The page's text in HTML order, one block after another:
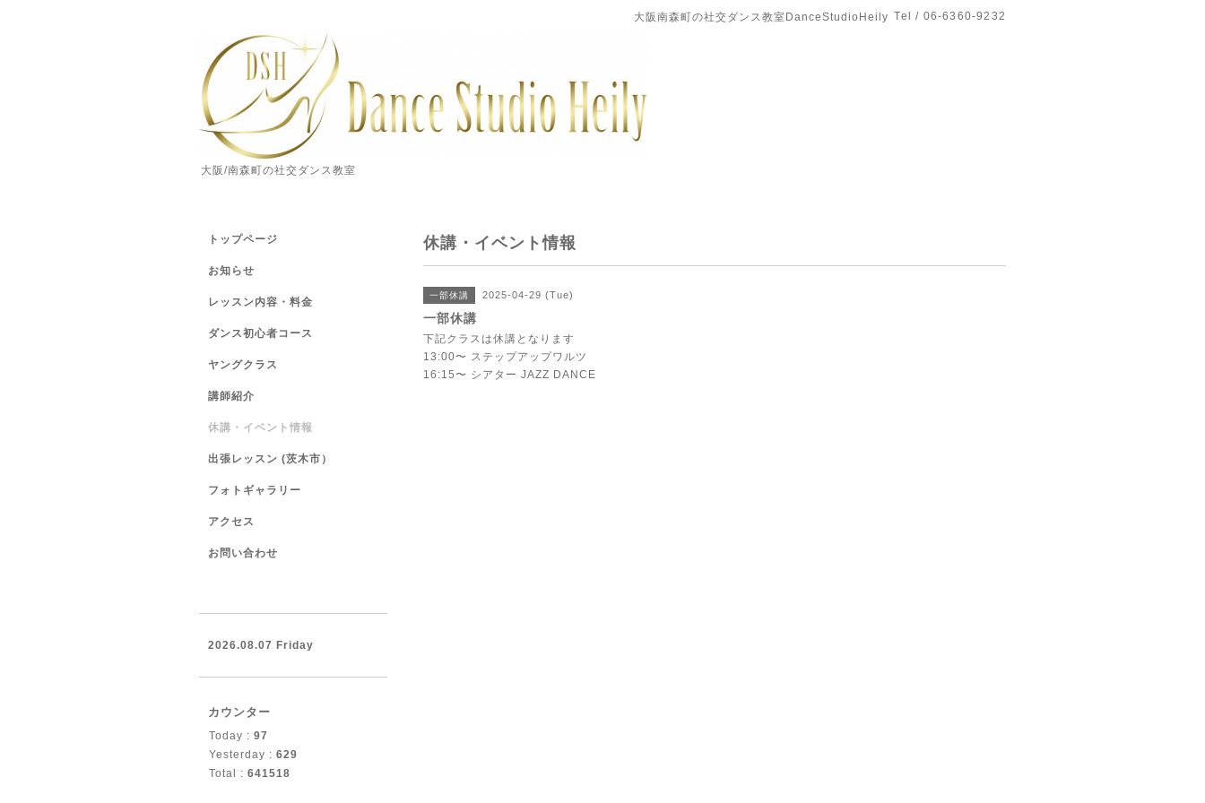
大阪南森町の社交ダンス教室DanceStudioHeily Tel / 06-6360-9232
大阪/南森町の社交ダンス教室
休講・イベント情報
一部休講 2025-04-29 (Tue)
一部休講
下記クラスは休講となります
13:00〜 ステップアップワルツ
16:15〜 シアター JAZZ DANCE
トップページ
お知らせ
レッスン内容・料金
ダンス初心者コース
ヤングクラス
講師紹介
休講・イベント情報
出張レッスン (茨木市）
フォトギャラリー
アクセス
お問い合わせ
2026.08.07 Friday
カウンター
Today : 97
Yesterday : 629
Total : 641518